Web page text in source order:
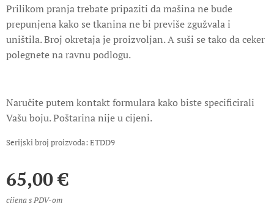
Prilikom pranja trebate pripaziti da mašina ne bude
prepunjena kako se tkanina ne bi previše zgužvala i
uništila. Broj okretaja je proizvoljan. A suši se tako da ceker
polegnete na ravnu podlogu.
Naručite putem kontakt formulara kako biste specificirali
Vašu boju. Poštarina nije u cijeni.
Serijski broj proizvoda: ETDD9
65,00€
cijena s PDV-om